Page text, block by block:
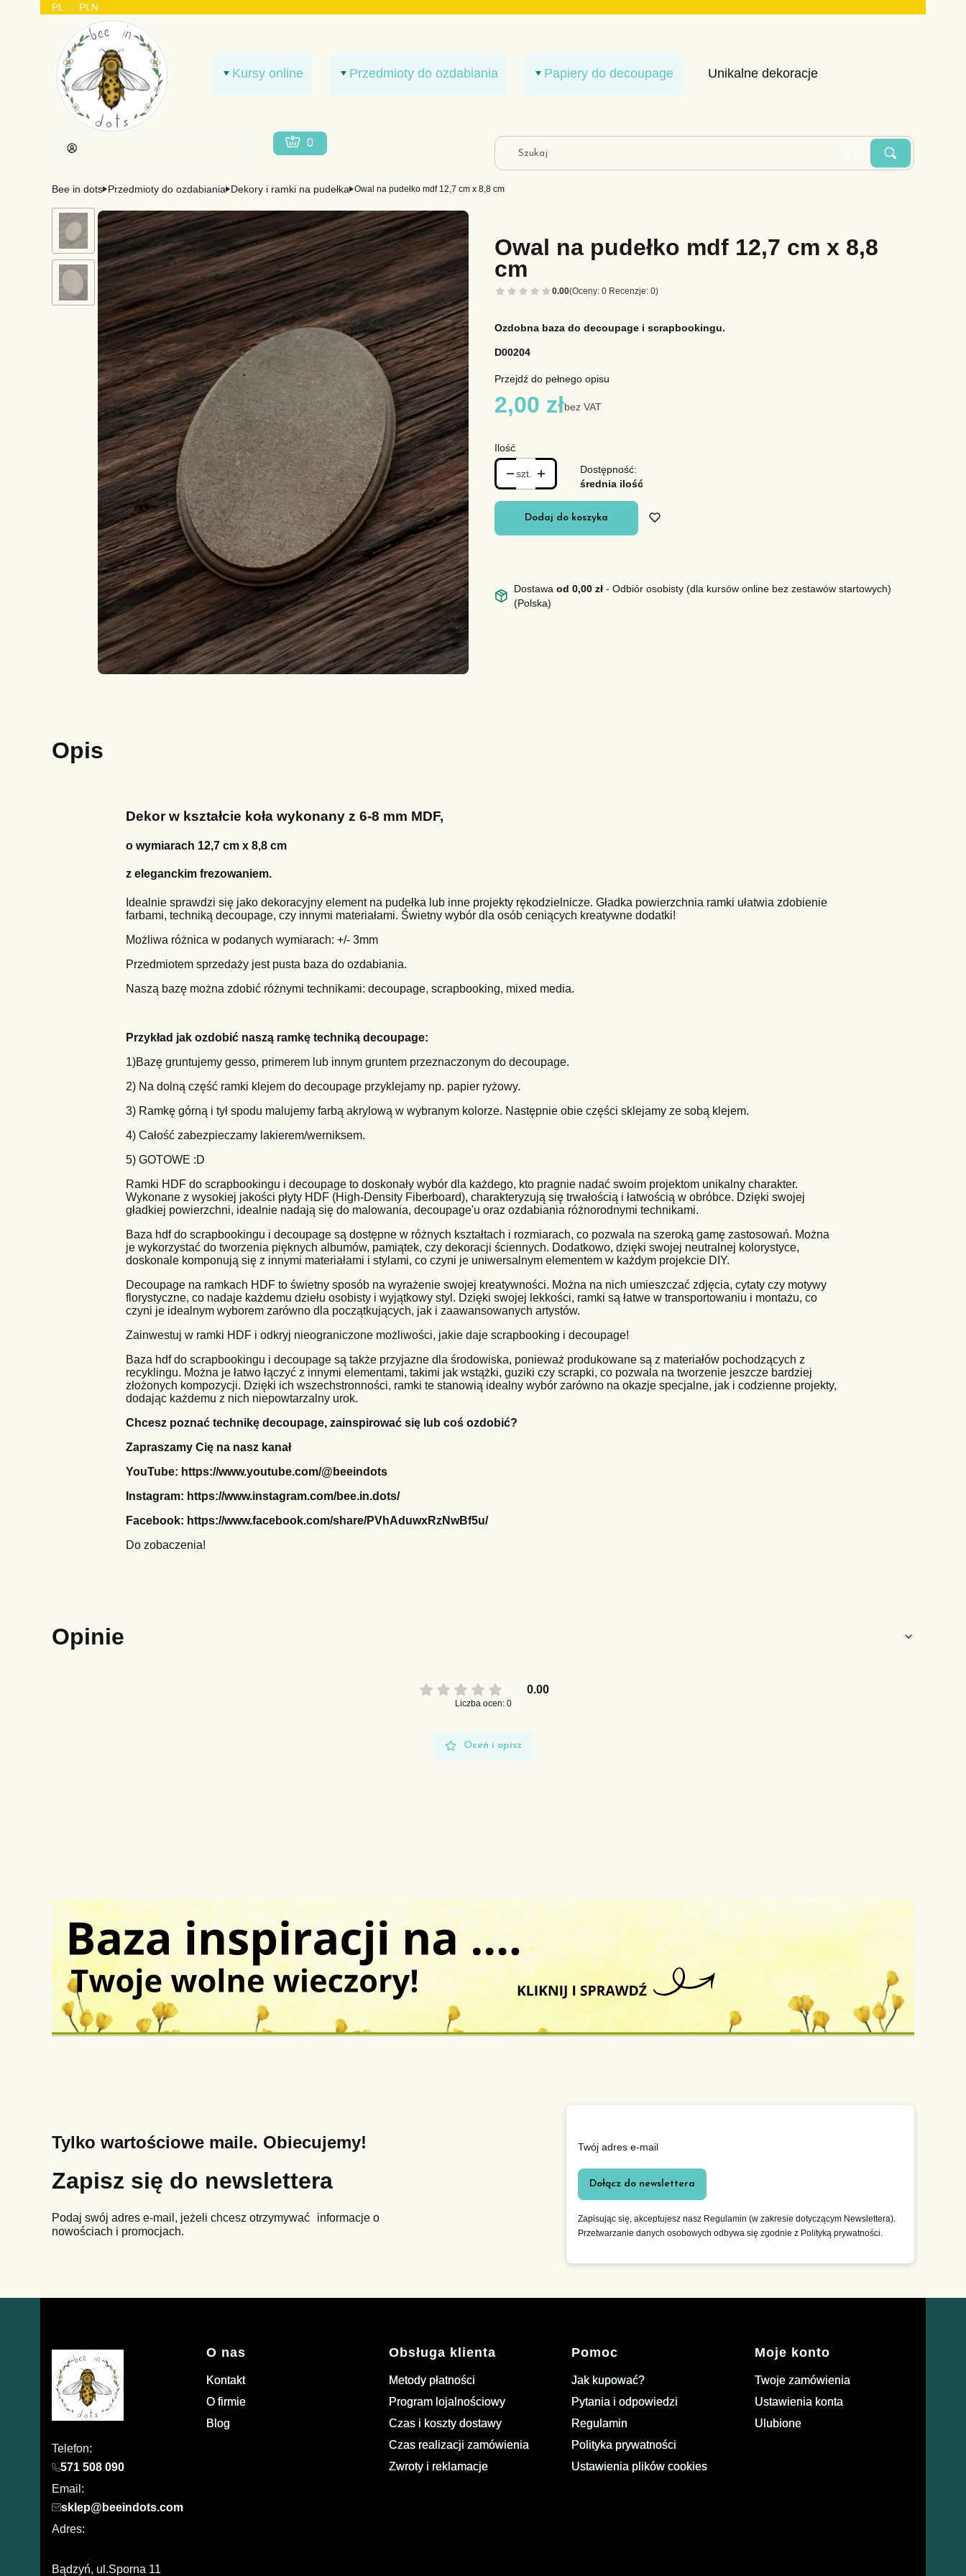
PL PLN
Kursy online Przedmioty do ozdabiania Papiery do decoupage Unikalne dekoracje
Zaloguj się
Produkty w koszyku: 0. Zobacz szczegóły
Koszyk
WyczyśćSzukaj
Bee in dots Przedmioty do ozdabiania Dekory i ramki na pudełka Owal na pudełko mdf 12,7 cm x 8,8 cm
Owal na pudełko mdf 12,7 cm x 8,8
cm
0.00(Oceny: 0 Recenzje: 0)
Ozdobna baza do decoupage i scrapbookingu.
D00204
Przejdź do pełnego opisu
Cena
2,00 złbez VAT
Ilość
szt.
Dostępność:
średnia ilość
Dodaj do koszyka
Dostawaod 0,00 zł- Odbiór osobisty (dla kursów online bez zestawów startowych)
(Polska)
Opis
Dekor w kształcie koła wykonany z 6-8 mm MDF,
o wymiarach 12,7 cm x 8,8 cm
z eleganckim frezowaniem.
Idealnie sprawdzi się jako dekoracyjny element na pudełka lub inne projekty rękodzielnicze. Gładka powierzchnia ramki ułatwia zdobienie
farbami, techniką decoupage, czy innymi materiałami. Świetny wybór dla osób ceniących kreatywne dodatki!
Możliwa różnica w podanych wymiarach: +/- 3mm
Przedmiotem sprzedaży jest pusta baza do ozdabiania.
Naszą bazę można zdobić różnymi technikami: decoupage, scrapbooking, mixed media.
Przykład jak ozdobić naszą ramkę techniką decoupage:
1)Bazę gruntujemy gesso, primerem lub innym gruntem przeznaczonym do decoupage.
2) Na dolną część ramki klejem do decoupage przyklejamy np. papier ryżowy.
3) Ramkę górną i tył spodu malujemy farbą akrylową w wybranym kolorze. Następnie obie części sklejamy ze sobą klejem.
4) Całość zabezpieczamy lakierem/werniksem.
5) GOTOWE :D
Ramki HDF do scrapbookingu i decoupage to doskonały wybór dla każdego, kto pragnie nadać swoim projektom unikalny charakter.
Wykonane z wysokiej jakości płyty HDF (High-Density Fiberboard), charakteryzują się trwałością i łatwością w obróbce. Dzięki swojej
gładkiej powierzchni, idealnie nadają się do malowania, decoupage'u oraz ozdabiania różnorodnymi technikami.
Baza hdf do scrapbookingu i decoupage są dostępne w różnych kształtach i rozmiarach, co pozwala na szeroką gamę zastosowań. Można
je wykorzystać do tworzenia pięknych albumów, pamiątek, czy dekoracji ściennych. Dodatkowo, dzięki swojej neutralnej kolorystyce,
doskonale komponują się z innymi materiałami i stylami, co czyni je uniwersalnym elementem w każdym projekcie DIY.
Decoupage na ramkach HDF to świetny sposób na wyrażenie swojej kreatywności. Można na nich umieszczać zdjęcia, cytaty czy motywy
florystyczne, co nadaje każdemu dziełu osobisty i wyjątkowy styl. Dzięki swojej lekkości, ramki są łatwe w transportowaniu i montażu, co
czyni je idealnym wyborem zarówno dla początkujących, jak i zaawansowanych artystów.
Zainwestuj w ramki HDF i odkryj nieograniczone możliwości, jakie daje scrapbooking i decoupage!
Baza hdf do scrapbookingu i decoupage są także przyjazne dla środowiska, ponieważ produkowane są z materiałów pochodzących z
recyklingu. Można je łatwo łączyć z innymi elementami, takimi jak wstążki, guziki czy scrapki, co pozwala na tworzenie jeszcze bardziej
złożonych kompozycji. Dzięki ich wszechstronności, ramki te stanowią idealny wybór zarówno na okazje specjalne, jak i codzienne projekty,
dodając każdemu z nich niepowtarzalny urok.
Chcesz poznać technikę decoupage, zainspirować się lub coś ozdobić?
Zapraszamy Cię na nasz kanał
YouTube: https://www.youtube.com/@beeindots
Instagram: https://www.instagram.com/bee.in.dots/
Facebook: https://www.facebook.com/share/PVhAduwxRzNwBf5u/
Do zobaczenia!
Opinie
0.00
Liczba ocen: 0
Oceń i opisz
Tylko wartościowe maile. Obiecujemy!
Zapisz się do newslettera
Podaj swój adres e-mail, jeżeli chcesz otrzymywać informacje o
nowościach i promocjach.
Twój adres e-mail
Dołącz do newslettera
Zapisując się, akceptujesz nasz Regulamin (w zakresie dotyczącym Newslettera).
Przetwarzanie danych osobowych odbywa się zgodnie z Polityką prywatności.
Telefon:
571 508 090
Email:
sklep@beeindots.com
Adres:
Bądzyń, ul.Sporna 11
Linki w stopce
O nas
Kontakt
O firmie
Blog
Obsługa klienta
Metody płatności
Program lojalnościowy
Czas i koszty dostawy
Czas realizacji zamówienia
Zwroty i reklamacje
Pomoc
Jak kupować?
Pytania i odpowiedzi
Regulamin
Polityka prywatności
Ustawienia plików cookies
Moje konto
Twoje zamówienia
Ustawienia konta
Ulubione